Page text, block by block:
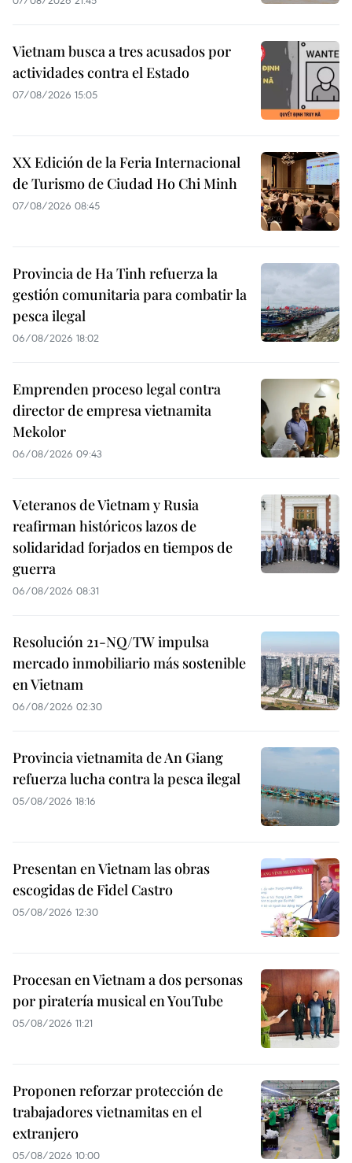
Vietnam busca a tres acusados por
actividades contra el Estado
07/08/2026 15:05
XX Edición de la Feria Internacional
de Turismo de Ciudad Ho Chi Minh
07/08/2026 08:45
Provincia de Ha Tinh refuerza la
gestión comunitaria para combatir la
pesca ilegal
06/08/2026 18:02
Emprenden proceso legal contra
director de empresa vietnamita
Mekolor
06/08/2026 09:43
Veteranos de Vietnam y Rusia
reafirman históricos lazos de
solidaridad forjados en tiempos de
guerra
06/08/2026 08:31
Resolución 21-NQ/TW impulsa
mercado inmobiliario más sostenible
en Vietnam
06/08/2026 02:30
Provincia vietnamita de An Giang
refuerza lucha contra la pesca ilegal
05/08/2026 18:16
Presentan en Vietnam las obras
escogidas de Fidel Castro
05/08/2026 12:30
Procesan en Vietnam a dos personas
por piratería musical en YouTube
05/08/2026 11:21
Proponen reforzar protección de
trabajadores vietnamitas en el
extranjero
05/08/2026 10:00